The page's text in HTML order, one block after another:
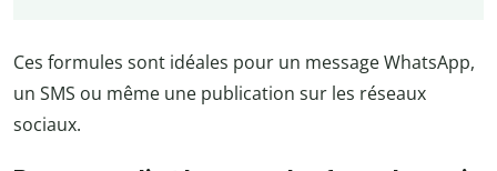
Ces formules sont idéales pour un message WhatsApp,
un SMS ou même une publication sur les réseaux
sociaux.